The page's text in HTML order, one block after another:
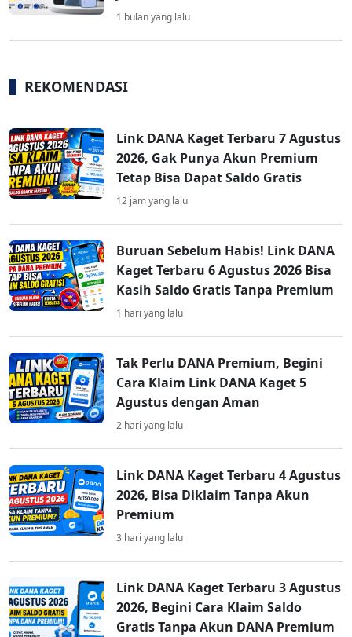
1 bulan yang lalu
REKOMENDASI
Link DANA Kaget Terbaru 7 Agustus
2026, Gak Punya Akun Premium
Tetap Bisa Dapat Saldo Gratis
12 jam yang lalu
Buruan Sebelum Habis! Link DANA
Kaget Terbaru 6 Agustus 2026 Bisa
Kasih Saldo Gratis Tanpa Premium
1 hari yang lalu
Tak Perlu DANA Premium, Begini
Cara Klaim Link DANA Kaget 5
Agustus dengan Aman
2 hari yang lalu
Link DANA Kaget Terbaru 4 Agustus
2026, Bisa Diklaim Tanpa Akun
Premium
3 hari yang lalu
Link DANA Kaget Terbaru 3 Agustus
2026, Begini Cara Klaim Saldo
Gratis Tanpa Akun DANA Premium